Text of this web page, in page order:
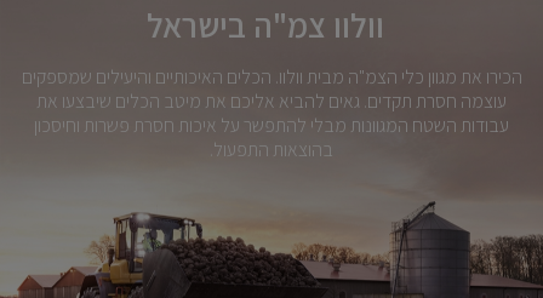
וולוו צמ"ה בישראל
הכירו את מגוון כלי הצמ"ה מבית וולוו. הכלים האיכותיים והיעילים שמספקים
עוצמה חסרת תקדים. גאים להביא אליכם את מיטב הכלים שיבצעו את
עבודות השטח המגוונות מבלי להתפשר על איכות חסרת פשרות וחיסכון
בהוצאות התפעול.